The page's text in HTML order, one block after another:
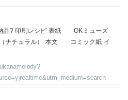
品? 印刷レシピ 表紙 OKミューズ
ュラル） 本文 コミック紙 イ